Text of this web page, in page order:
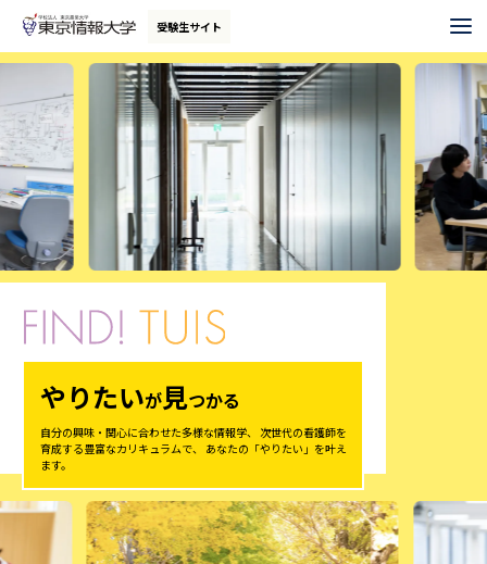
ロ
バ
ル
ナ
ビ
ゲ
ー
シ
文
ッ
ー
へ
受験生サイト
やりたいが見つかる
自分の興味・関心に合わせた多様な情報学、 次世代の看護師を
育成する豊富なカリキュラムで、 あなたの「やりたい」を叶え
ます。